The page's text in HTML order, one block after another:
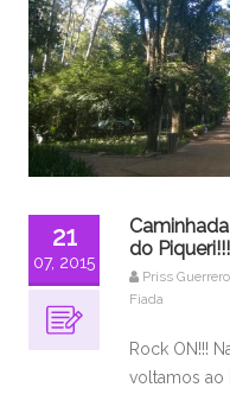
21
07, 2015
do Piqueri!!!
Priss Guerrero
Fiada
Rock ON!!!
voltamos ao